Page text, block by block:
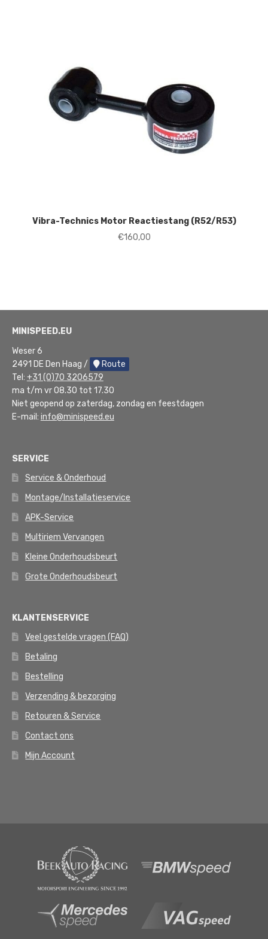
Vibra-Technics Motor Reactiestang (R52/R53)
€160,00
MINISPEED.EU
Weser 6
2491 DE Den Haag /
Route
Tel: +31 (0)70 3206579
ma t/m vr 08.30 tot 17.30
Niet geopend op zaterdag, zondag en feestdagen
E-mail: info@minispeed.eu
SERVICE
Service & Onderhoud
Montage/Installatieservice
APK-Service
Multiriem Vervangen
Kleine Onderhoudsbeurt
Grote Onderhoudsbeurt
KLANTENSERVICE
Veel gestelde vragen (FAQ)
Betaling
Bestelling
Verzending & bezorging
Retouren & Service
Contact ons
Mijn Account